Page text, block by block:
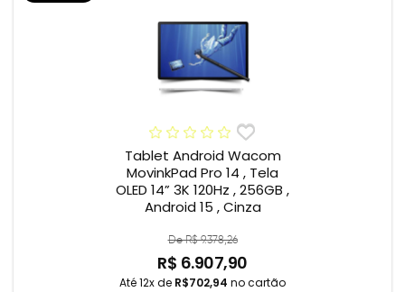
Tablet Android Wacom
MovinkPad Pro 14 , Tela
OLED 14” 3K 120Hz , 256GB ,
Android 15 , Cinza
De R$ 9.378,26
R$ 6.907,90
Até 12x de R$702,94 no cartão